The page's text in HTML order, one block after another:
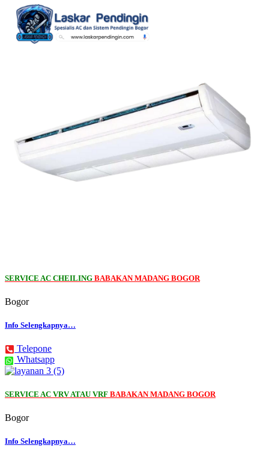
SERVICE AC CHEILING BABAKAN MADANG BOGOR
Bogor
Info Selengkapnya…
Telepone
Whatsapp
SERVICE AC VRV ATAU VRF BABAKAN MADANG BOGOR
Bogor
Info Selengkapnya…